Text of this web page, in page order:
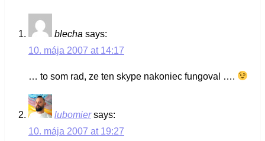
blecha says:
10. mája 2007 at 14:17
… to som rad, ze ten skype nakoniec fungoval ….
lubomier says:
10. mája 2007 at 19:27